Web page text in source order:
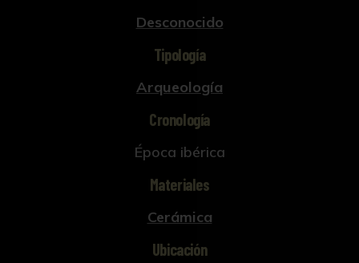
Desconocido
Tipología
Arqueología
Cronología
Época ibérica
Materiales
Cerámica
Ubicación